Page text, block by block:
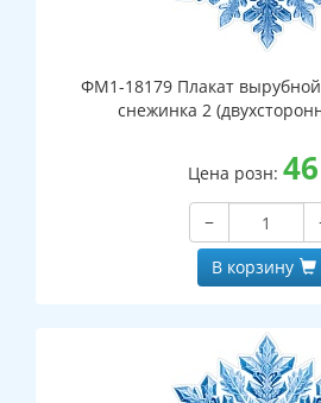
ФМ1-18179 Плакат
снежинка 2
Цена розн: 46
−
В корзину